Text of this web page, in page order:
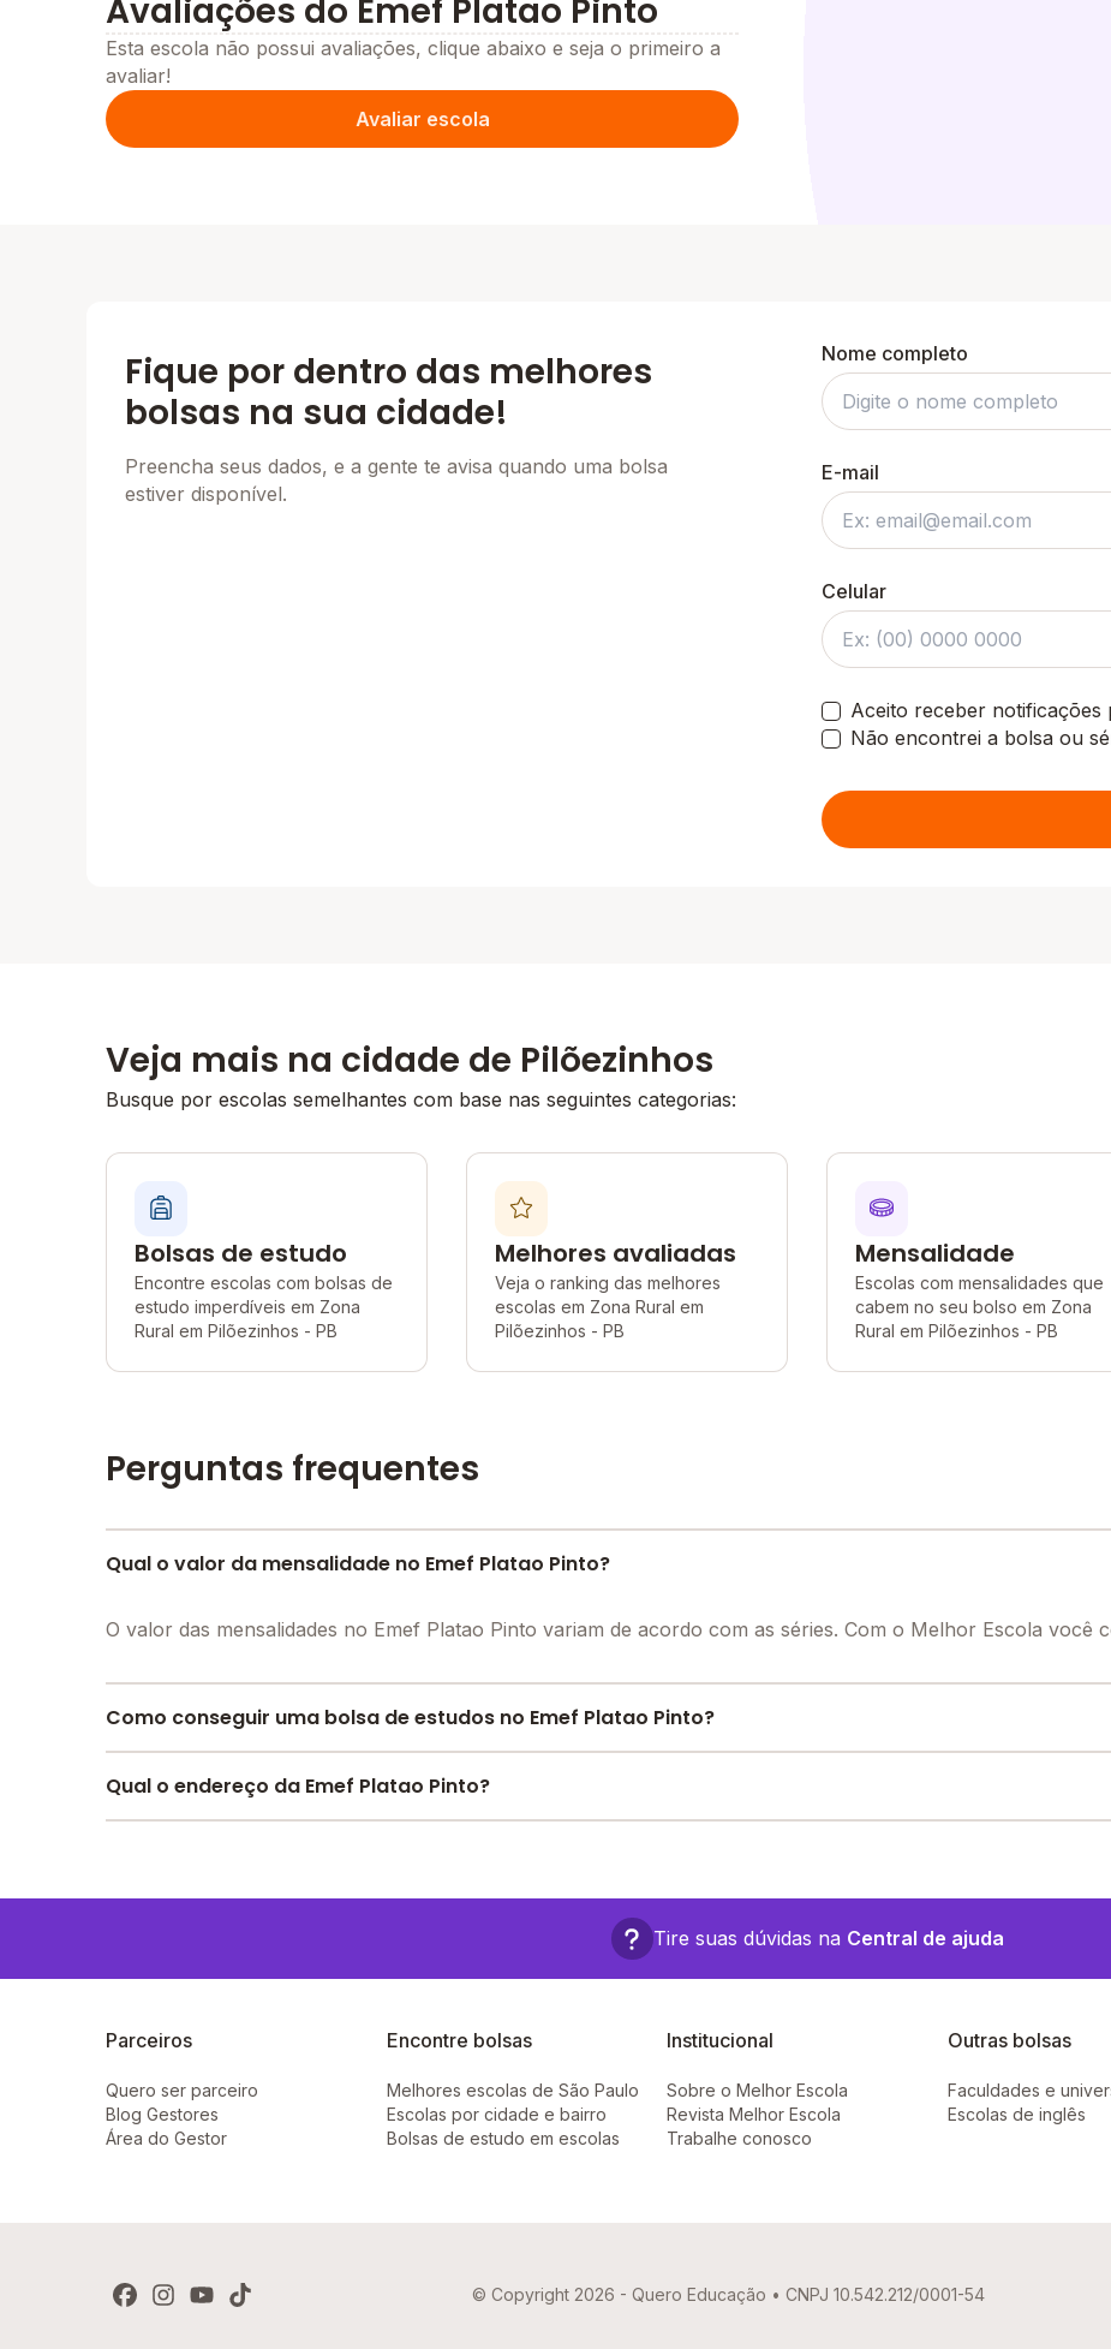
Avaliações do Emef Platao Pinto
Esta escola não possui avaliações, clique abaixo e seja o primeiro a
avaliar!
Avaliar escola
Fique por dentro das melhores
bolsas na sua cidade!
Preencha seus dados, e a gente te avisa quando uma bolsa
estiver disponível.
Nome completo
E-mail
Celular
Aceito receber notificações
Não encontrei a bolsa ou
Veja mais na cidade de Pilõezinhos
Busque por escolas semelhantes com base nas seguintes categorias:
Bolsas de estudo
Encontre escolas com bolsas de
estudo imperdíveis em Zona
Rural em Pilõezinhos - PB
Melhores avaliadas
Veja o ranking das melhores
escolas em Zona Rural em
Pilõezinhos - PB
Mensalidade
Escolas com mensalidades que
cabem no seu bolso em Zona
Rural em Pilõezinhos - PB
Perguntas frequentes
Qual o valor da mensalidade no Emef Platao Pinto?
O valor das mensalidades no Emef Platao Pinto variam de acordo com as séries. Com o Melhor Escola você
Como conseguir uma bolsa de estudos no Emef Platao Pinto?
Pesquise bolsas disponíveis no Melhor Escola e encontre o melhor desconto para você.
Qual o endereço da Emef Platao Pinto?
Tire suas dúvidas na Central de ajuda
Parceiros
Quero ser parceiro
Blog Gestores
Área do Gestor
Encontre bolsas
Melhores escolas de São Paulo
Escolas por cidade e bairro
Bolsas de estudo em escolas
Institucional
Sobre o Melhor Escola
Revista Melhor Escola
Trabalhe conosco
Outras bolsas
Faculdades e
Escolas de inglês
© Copyright 2026 - Quero Educação • CNPJ 10.542.212/0001-54